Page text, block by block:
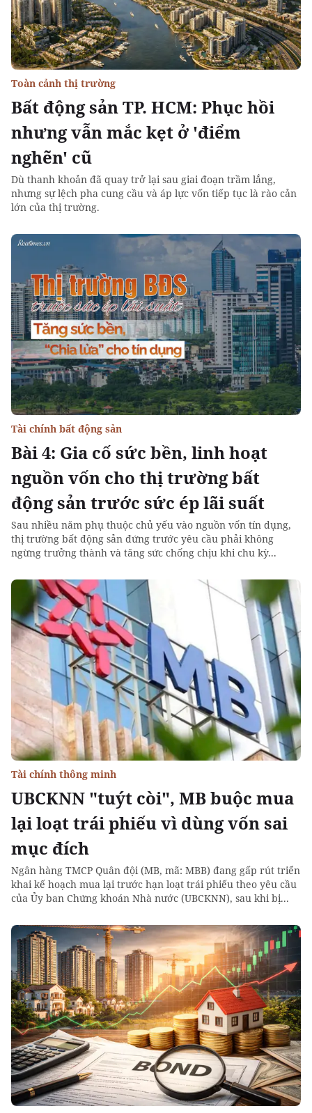
Bất động sản TP. HCM: Phục hồi
nhưng vẫn mắc kẹt ở 'điểm
nghẽn' cũ
Toàn cảnh thị trường
Dù thanh khoản đã quay trở lại sau giai đoạn trầm lắng,
nhưng sự lệch pha cung cầu và áp lực vốn tiếp tục là rào cản
lớn của thị trường.
Bài 4: Gia cố sức bền, linh hoạt
nguồn vốn cho thị trường bất
động sản trước sức ép lãi suất
Tài chính bất động sản
Sau nhiều năm phụ thuộc chủ yếu vào nguồn vốn tín dụng,
thị trường bất động sản đứng trước yêu cầu phải không
ngừng trưởng thành và tăng sức chống chịu khi chu kỳ...
UBCKNN "tuýt còi", MB buộc mua
lại loạt trái phiếu vì dùng vốn sai
mục đích
Tài chính thông minh
Ngân hàng TMCP Quân đội (MB, mã: MBB) đang gấp rút triển
khai kế hoạch mua lại trước hạn loạt trái phiếu theo yêu cầu
của Ủy ban Chứng khoán Nhà nước (UBCKNN), sau khi bị...